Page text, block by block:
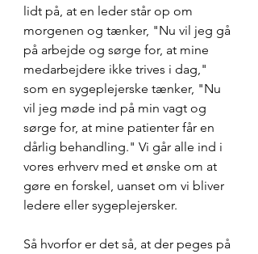
lidt på, at en leder står op om
morgenen og tænker, "Nu vil jeg gå
på arbejde og sørge for, at mine
medarbejdere ikke trives i dag,"
som en sygeplejerske tænker, "Nu
vil jeg møde ind på min vagt og
sørge for, at mine patienter får en
dårlig behandling." Vi går alle ind i
vores erhverv med et ønske om at
gøre en forskel, uanset om vi bliver
ledere eller sygeplejersker.
Så hvorfor er det så, at der peges på